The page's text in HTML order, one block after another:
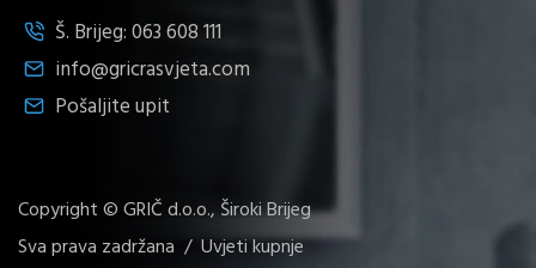
Š. Brijeg:063 608 111
info@gricrasvjeta.com
Pošaljite upit
Copyright © GRIČ d.o.o., Široki Brijeg
Sva prava zadržana / Uvjeti kupnje